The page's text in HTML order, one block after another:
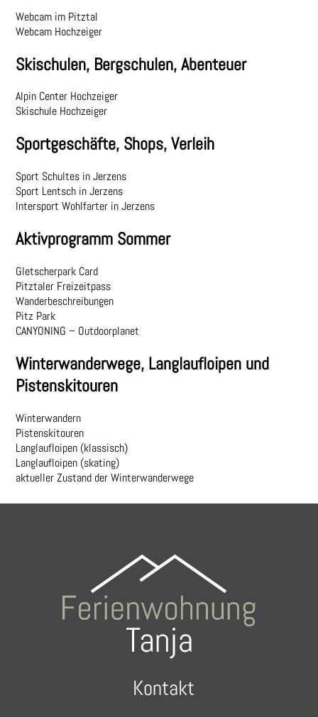
Webcam im Pitztal
Webcam Hochzeiger
Skischulen, Bergschulen, Abenteuer
Alpin Center Hochzeiger
Skischule Hochzeiger
Sportgeschäfte, Shops, Verleih
Sport Schultes in Jerzens
Sport Lentsch in Jerzens
Intersport Wohlfarter in Jerzens
Aktivprogramm Sommer
Gletscherpark Card
Pitztaler Freizeitpass
Wanderbeschreibungen
Pitz Park
CANYONING – Outdoorplanet
Winterwanderwege, Langlaufloipen und
Pistenskitouren
Winterwandern
Pistenskitouren
Langlaufloipen (klassisch)
Langlaufloipen (skating)
aktueller Zustand der Winterwanderwege
Kontakt